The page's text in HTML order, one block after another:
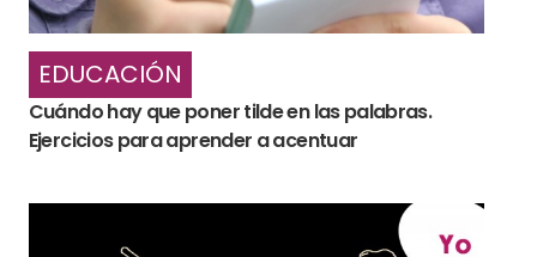
EDUCACIÓN
Cuándo hay que poner tilde en las palabras.
Ejercicios para aprender a acentuar